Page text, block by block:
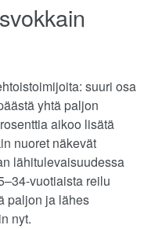
suuri osa
yhtä paljon
aikoo lisätä
nuoret näkevät
lähitulevaisuudessa
vuotiaista reilu
paljon ja lähes
nyt.